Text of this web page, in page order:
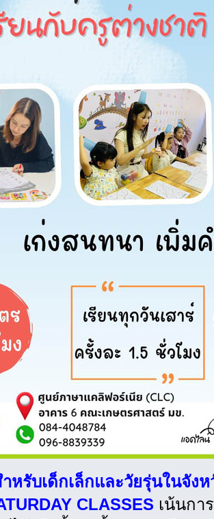
หรับเด็กเล็กและวัยรุ่นในจัง
CLASSES เน้นก